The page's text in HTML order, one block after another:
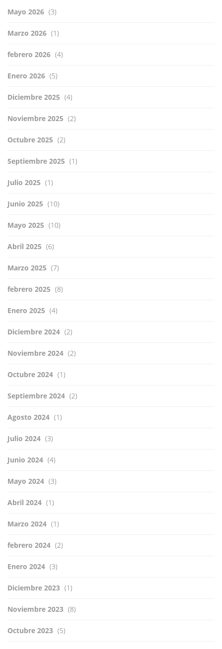
Mayo 2026 (3)
Marzo 2026 (1)
febrero 2026 (4)
Enero 2026 (5)
Diciembre 2025 (4)
Noviembre 2025 (2)
Octubre 2025 (2)
Septiembre 2025 (1)
Julio 2025 (1)
Junio 2025 (10)
Mayo 2025 (10)
Abril 2025 (6)
Marzo 2025 (7)
febrero 2025 (8)
Enero 2025 (4)
Diciembre 2024 (2)
Noviembre 2024 (2)
Octubre 2024 (1)
Septiembre 2024 (2)
Agosto 2024 (1)
Julio 2024 (3)
Junio 2024 (4)
Mayo 2024 (3)
Abril 2024 (1)
Marzo 2024 (1)
febrero 2024 (2)
Enero 2024 (3)
Diciembre 2023 (1)
Noviembre 2023 (8)
Octubre 2023 (5)